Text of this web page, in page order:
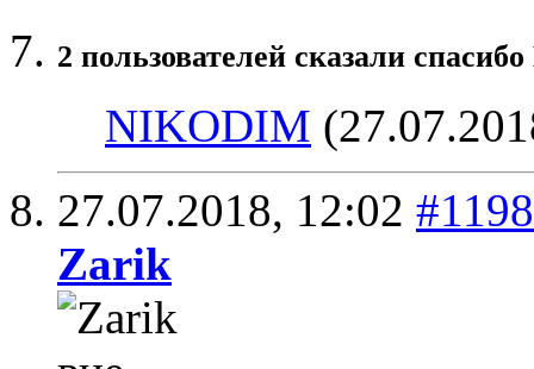
2 пользователей сказали
NIKODIM
27.07.2018, 12:02
Zarik